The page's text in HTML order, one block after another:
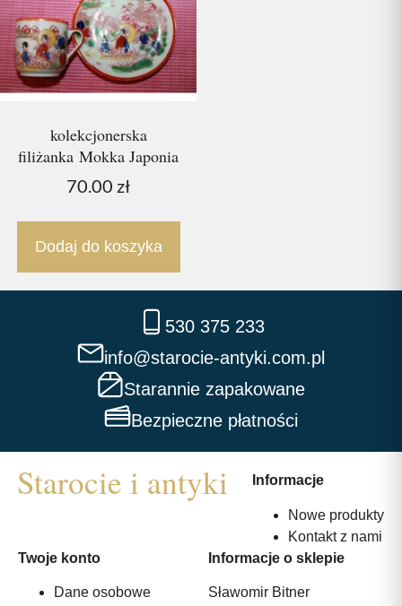
kolekcjonerska
filiżanka Mokka Japonia
70.00 zł
Dodaj do koszyka
530 375 233
info@starocie-antyki.com.pl
Starannie zapakowane
Bezpieczne płatności
Informacje
Nowe produkty
Kontakt z nami
Twoje konto
Dane osobowe
Informacje o sklepie
Sławomir Bitner